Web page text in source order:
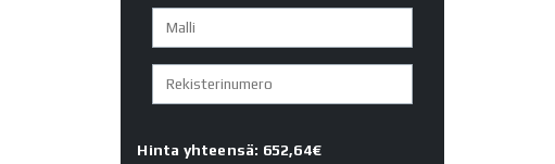
Hinta yhteensä: 652,64€